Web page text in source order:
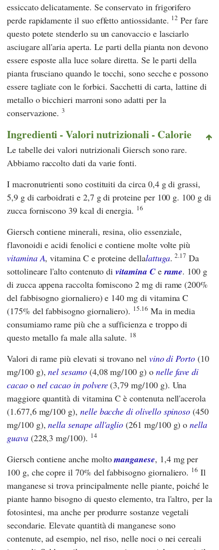
essiccato delicatamente. Se conservato in frigorifero
perde rapidamente il suo effetto antiossidante. 12 Per fare
questo potete stenderlo su un canovaccio e lasciarlo
asciugare all'aria aperta. Le parti della pianta non devono
essere esposte alla luce solare diretta. Se le parti della
pianta frusciano quando le tocchi, sono secche e possono
essere tagliate con le forbici. Sacchetti di carta, lattine di
metallo o bicchieri marroni sono adatti per la
conservazione.3
Ingredienti - Valori nutrizionali - Calorie
Le tabelle dei valori nutrizionali Giersch sono rare.
Abbiamo raccolto dati da varie fonti.
I macronutrienti sono costituiti da circa 0,4 g di grassi,
5,9 g di carboidrati e 2,7 g di proteine per 100 g. 100 g di
zucca forniscono 39 kcal di energia. 16
Giersch contiene minerali, resina, olio essenziale,
flavonoidi e acidi fenolici e contiene molte volte più
vitamina A, vitamina C e proteine dellalattuga.2.17 Da
sottolineare l'alto contenuto divitamina Cerame. 100 g
di zucca appena raccolta forniscono 2 mg di rame (200%
del fabbisogno giornaliero) e 140 mg di vitamina C
(175% del fabbisogno giornaliero). 15.16 Ma in media
consumiamo rame più che a sufficienza e troppo di
questo metallo fa male alla salute. 18
Valori di rame più elevati si trovano nel vino di Porto (10
mg/100 g),nel sesamo(4,08 mg/100 g) o nelle fave di
cacaoo nel cacao in polvere(3,79 mg/100 g). Una
maggiore quantità di vitamina C è contenuta nell'acerola
(1.677,6 mg/100 g), nelle bacche di olivello spinoso (450
mg/100 g),nella senape all'aglio (261 mg/100 g) onella
guava(228,3 mg/100). 14
Giersch contiene anche moltomanganese, 1,4 mg per
100 g, che copre il 70% del fabbisogno giornaliero. 16 Il
manganese si trova principalmente nelle piante, poiché le
piante hanno bisogno di questo elemento, tra l'altro, per la
fotosintesi, ma anche per produrre sostanze vegetali
secondarie. Elevate quantità di manganese sono
contenute, ad esempio, nel riso, nelle noci o nei cereali